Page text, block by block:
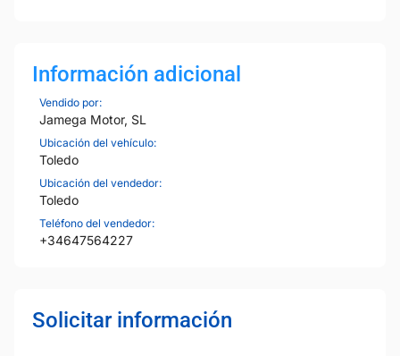
Información adicional
Vendido por:
Jamega Motor, SL
Ubicación del vehículo:
Toledo
Ubicación del vendedor:
Toledo
Teléfono del vendedor:
+34647564227
Solicitar información